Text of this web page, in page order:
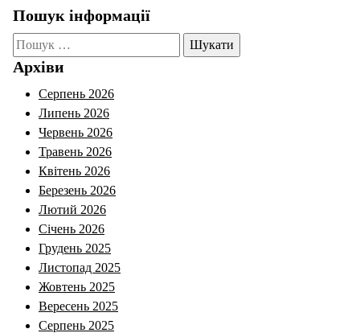
Пошук інформації
Пошук:
Архіви
Серпень 2026
Липень 2026
Червень 2026
Травень 2026
Квітень 2026
Березень 2026
Лютий 2026
Січень 2026
Грудень 2025
Листопад 2025
Жовтень 2025
Вересень 2025
Серпень 2025